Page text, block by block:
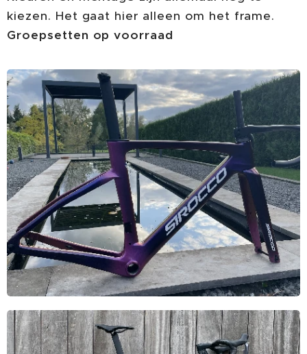
kiezen. Het gaat hier alleen om het frame.
Groepsetten op voorraad